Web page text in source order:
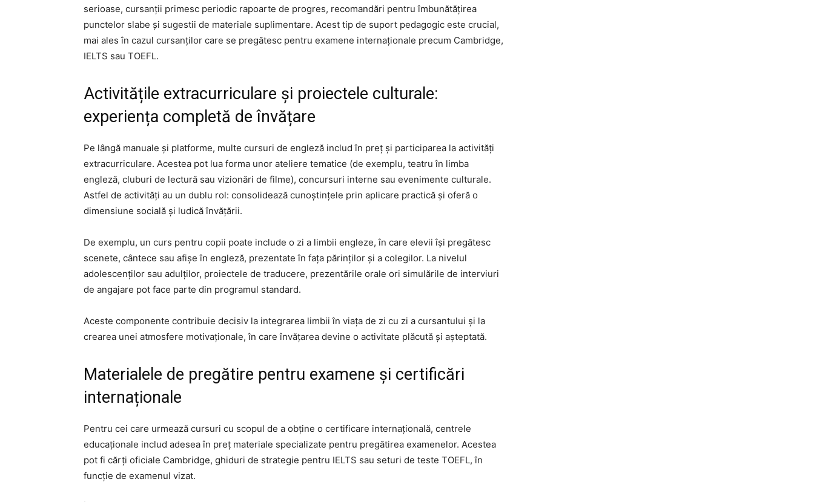
serioase, cursanții primesc periodic rapoarte de progres, recomandări pentru îmbunătățirea
punctelor slabe și sugestii de materiale suplimentare. Acest tip de suport pedagogic este crucial,
mai ales în cazul cursanților care se pregătesc pentru examene internaționale precum Cambridge,
IELTS sau TOEFL.
Activitățile extracurriculare și proiectele culturale:
experiența completă de învățare
Pe lângă manuale și platforme, multe cursuri de engleză includ în preț și participarea la activități
extracurriculare. Acestea pot lua forma unor ateliere tematice (de exemplu, teatru în limba
engleză, cluburi de lectură sau vizionări de filme), concursuri interne sau evenimente culturale.
Astfel de activități au un dublu rol: consolidează cunoștințele prin aplicare practică și oferă o
dimensiune socială și ludică învățării.
De exemplu, un curs pentru copii poate include o zi a limbii engleze, în care elevii își pregătesc
scenete, cântece sau afișe în engleză, prezentate în fața părinților și a colegilor. La nivelul
adolescenților sau adulților, proiectele de traducere, prezentările orale ori simulările de interviuri
de angajare pot face parte din programul standard.
Aceste componente contribuie decisiv la integrarea limbii în viața de zi cu zi a cursantului și la
crearea unei atmosfere motivaționale, în care învățarea devine o activitate plăcută și așteptată.
Materialele de pregătire pentru examene și certificări
internaționale
Pentru cei care urmează cursuri cu scopul de a obține o certificare internațională, centrele
educaționale includ adesea în preț materiale specializate pentru pregătirea examenelor. Acestea
pot fi cărți oficiale Cambridge, ghiduri de strategie pentru IELTS sau seturi de teste TOEFL, în
funcție de examenul vizat.